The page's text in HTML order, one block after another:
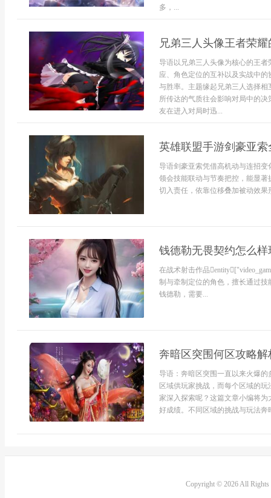
多，...
兄弟三人头像王者荣
导语以兄弟三人头像为核心的王
应、角色定位的互补以及实战中
与胜率。主题缘起兄弟三人选择
所传达的气质往会影响对局中的
友在进入对局时迅...
英雄联盟手游剑豪亚
导语剑豪亚索凭借高机动与连招
领会技能联动与节奏把控，能显
切入责任，依靠位移叠加被动效
钱德勒无畏契约怎么样
在战术射击作品
制与牵制定位的角色，擅长通过
钱德勒，需要...
奔暗区突围何区攻略解
导语：奔暗区突围一直以来火爆
区域供玩家挑战，而每个区域的
家深入探索呢？这篇文章小编将
好成绩。不同区域的挑战与玩法
Copyright © 2026 All